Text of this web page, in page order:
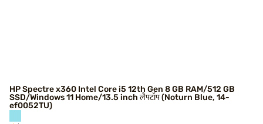
HP Spectre x360 Intel Core i5 12th Gen 8 GB RAM/512 GB
SSD/Windows 11 Home/13.5 inch लैपटॉप (Noturn Blue, 14-
ef0052TU)